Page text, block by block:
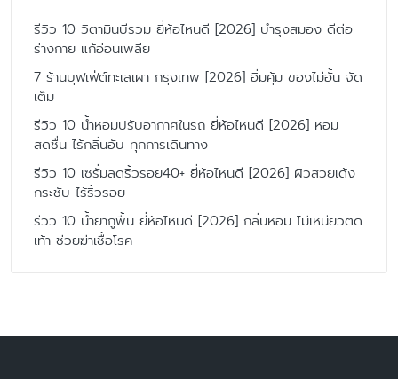
รีวิว 10 วิตามินบีรวม ยี่ห้อไหนดี [2026] บำรุงสมอง ดีต่อ
ร่างกาย แก้อ่อนเพลีย
7 ร้านบุฟเฟ่ต์ทะเลเผา กรุงเทพ [2026] อิ่มคุ้ม ของไม่อั้น จัด
เต็ม
รีวิว 10 น้ำหอมปรับอากาศในรถ ยี่ห้อไหนดี [2026] หอม
สดชื่น ไร้กลิ่นอับ ทุกการเดินทาง
รีวิว 10 เซรั่มลดริ้วรอย40+ ยี่ห้อไหนดี [2026] ผิวสวยเด้ง
กระชับ ไร้ริ้วรอย
รีวิว 10 น้ำยาถูพื้น ยี่ห้อไหนดี [2026] กลิ่นหอม ไม่เหนียวติด
เท้า ช่วยฆ่าเชื้อโรค